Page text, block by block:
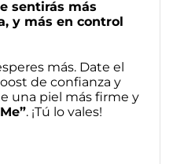
sentirás más
y más en control
más. Date el
de confianza y
una piel más firme y
. ¡Tú lo vales!